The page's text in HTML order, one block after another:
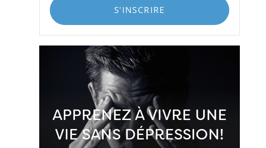
S'INSCRIRE
APPRENEZ À VIVRE UNE
VIE SANS DÉPRESSION!